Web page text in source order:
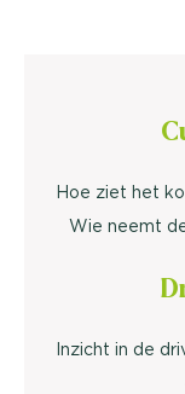
Hoe ziet het
Wie neemt
Inzicht in de